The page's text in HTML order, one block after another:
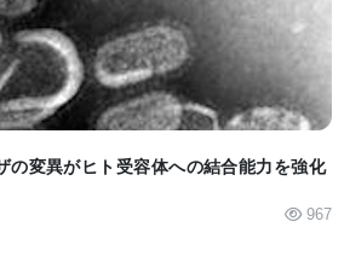
Proteins Target
Press release"> [Science
commentary">
の変異がヒト受容体への結合能力を強化
967